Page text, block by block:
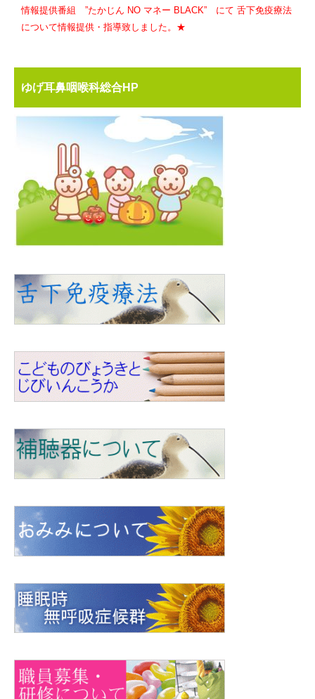
情報提供番組 ”たかじん NO マネー BLACK” にて 舌下免疫療法
について情報提供・指導致しました。★
ゆげ耳鼻咽喉科総合HP